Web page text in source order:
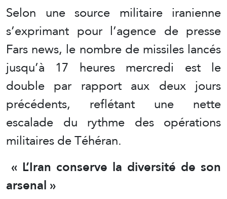
Selon une source militaire iranienne
s’exprimant pour l’agence de presse
Fars news, le nombre de missiles lancés
jusqu’à 17 heures mercredi est le
double par rapport aux deux jours
précédents, reflétant une nette
escalade du rythme des opérations
militaires de Téhéran.
« L’Iran conserve la diversité de son
arsenal »